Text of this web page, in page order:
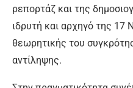
ρεπορτάζ και της
ιδρυτή και αρχηγό της
θεωρητικής του
αντίληψης.